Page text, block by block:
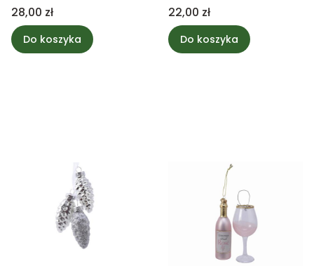
Cena
28,00 zł
Do koszyka
Cena
22,00 zł
Do koszyka